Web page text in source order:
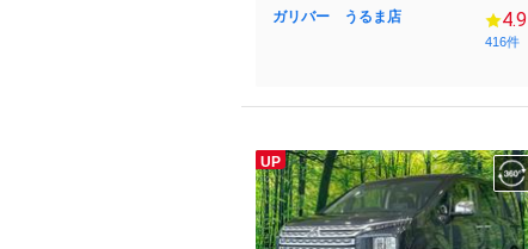
ガリバー うるま店 4.9
416件
UP